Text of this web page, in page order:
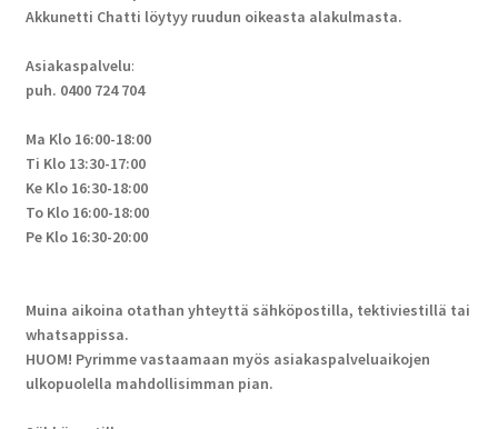
Akkunetti Chatti löytyy ruudun oikeasta alakulmasta.
Asiakaspalvelu:
puh. 0400 724 704
Ma Klo 16:00-18:00
Ti Klo 13:30-17:00
Ke Klo 16:30-18:00
To Klo 16:00-18:00
Pe Klo 16:30-20:00
Muina aikoina otathan yhteyttä sähköpostilla, tektiviestillä tai
whatsappissa.
HUOM! Pyrimme vastaamaan myös asiakaspalveluaikojen
ulkopuolella mahdollisimman pian.